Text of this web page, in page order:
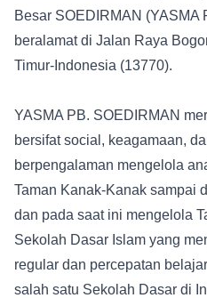
Besar SOEDIRMAN (YASMA
beralamat di Jalan Raya
Timur-Indonesia (13770).
YASMA PB. SOEDIRMAN
bersifat social, keagamaan,
berpengalaman mengelola
Taman Kanak-Kanak sampai
dan pada saat ini mengelola
Sekolah Dasar Islam yang
regular dan percepatan
salah satu Sekolah Dasar di